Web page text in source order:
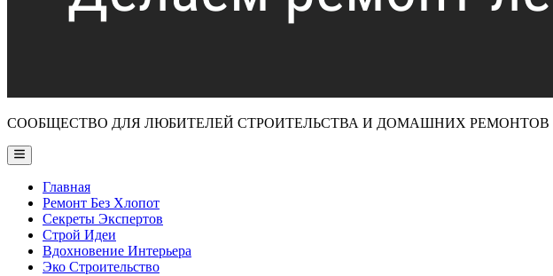
СООБЩЕСТВО ДЛЯ ЛЮБИТЕЛЕЙ СТРОИТЕЛЬСТВА И ДОМАШНИХ РЕМОНТОВ
Main
Menu
Главная
Ремонт Без Хлопот
Секреты Экспертов
Строй Идеи
Вдохновение Интерьера
Эко Строительство